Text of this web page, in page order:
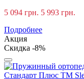
5 094 грн. 5 993 грн.
Подробнее
Акция
Скидка -8%